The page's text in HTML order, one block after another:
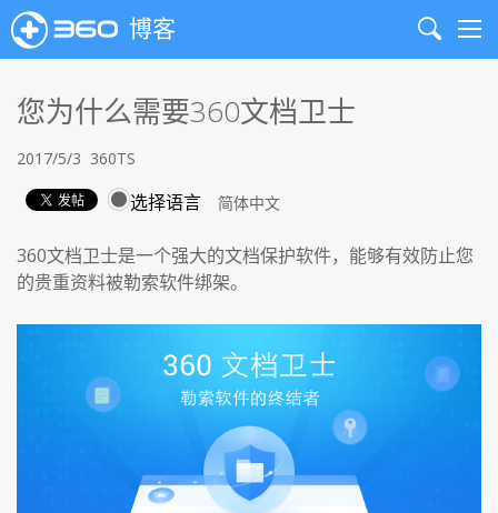
博客
Search
您为什么需要360文档卫士
2017/5/3 360TS
选择语言
360文档卫士是一个强大的文档保护软件，能够有效防止您
的贵重资料被勒索软件绑架。